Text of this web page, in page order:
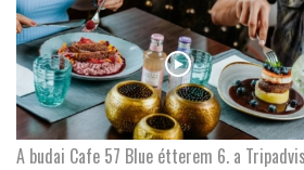
A budai Cafe 57 Blue étterem 6. a